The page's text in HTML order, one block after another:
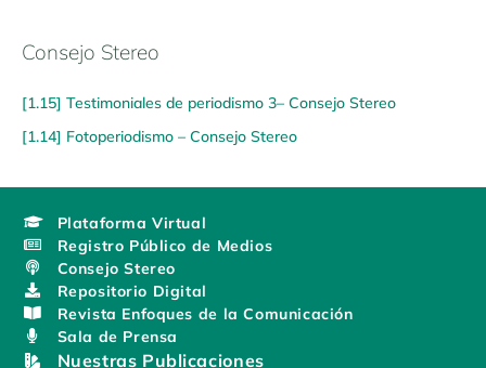
Consejo Stereo
[1.15] Testimoniales de periodismo 3– Consejo Stereo
[1.14] Fotoperiodismo – Consejo Stereo
Plataforma Virtual
Registro Público de Medios
Consejo Stereo
Repositorio Digital
Revista Enfoques de la Comunicación
Sala de Prensa
Nuestras Publicaciones